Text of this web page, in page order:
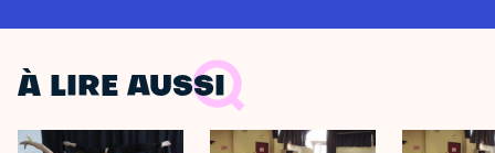
À LIRE AUSSI